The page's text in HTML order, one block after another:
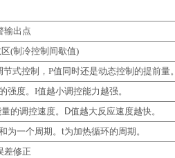
输出点
(制冷控制间歇值)
式控制，P值同时还是动态控制的提前量。
强度。I值越小调控能力越强。
的调控速度。 D值越大反应速度越快。
为一个周期。 t为加热循环的周期。
差修正